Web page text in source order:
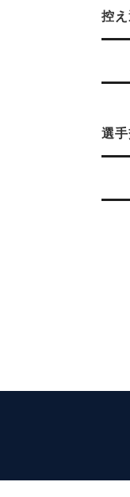
控
選